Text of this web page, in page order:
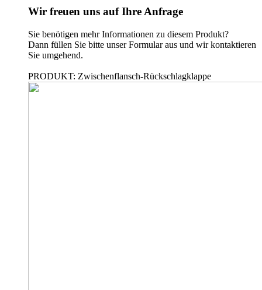
Wir freuen uns auf Ihre Anfrage
Sie benötigen mehr Informationen zu diesem Produkt?
Dann füllen Sie bitte unser Formular aus und wir kontaktieren
Sie umgehend.
PRODUKT: Zwischenflansch-Rückschlagklappe